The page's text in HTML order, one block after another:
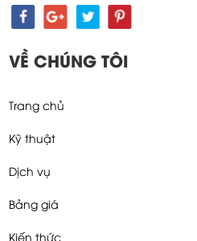
VỀ CHÚNG TÔI
Trang chủ
Kỹ thuật
Dịch vụ
Bảng giá
Kiến thức